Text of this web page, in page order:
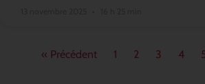
« Précédent 1 2 3 4